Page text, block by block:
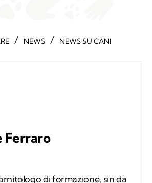
/ NEWS / NEWS SU CANI
Ferraro
di formazione, sin da